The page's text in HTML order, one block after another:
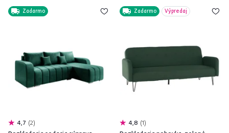
Zadarmo
4,7 2
Zadarmo Výpredaj
4,8 1